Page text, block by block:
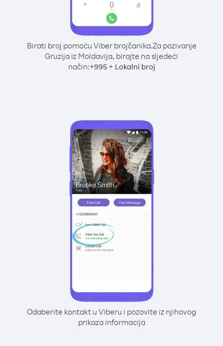
Birati broj pomoću Viber brojčanika.Za pozivanje
Gruzija iz Moldavija, birajte na sljedeći
način:+995+ Lokalni broj
Odaberite kontakt u Viberu i pozovite iz njihovog
prikaza informacija